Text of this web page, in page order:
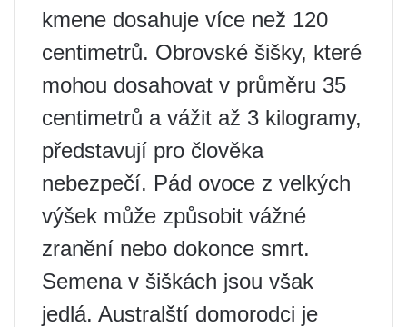
kmene dosahuje více než 120
centimetrů. Obrovské šišky, které
mohou dosahovat v průměru 35
centimetrů a vážit až 3 kilogramy,
představují pro člověka
nebezpečí. Pád ovoce z velkých
výšek může způsobit vážné
zranění nebo dokonce smrt.
Semena v šiškách jsou však
jedlá. Australští domorodci je